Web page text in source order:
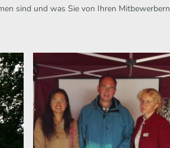
sind und was Sie von Ihren Mitbewerbern